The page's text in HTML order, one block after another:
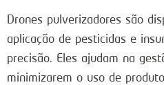
Drones pulverizadores são
aplicação de pesticidas e
precisão. Eles ajudam na
minimizarem o uso de